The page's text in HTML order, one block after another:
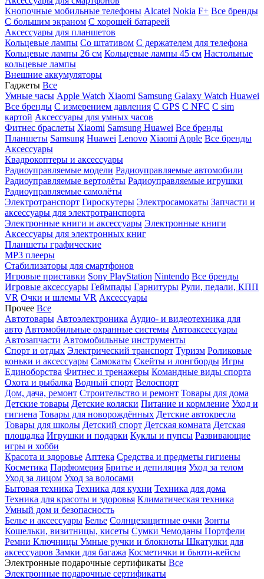
Кнопочные мобильные телефоны Alcatel Nokia F+ Все бренды
С большим экраном С хорошей батареей
Аксессуары для планшетов
Кольцевые лампы Со штативом C держателем для телефона
Кольцевые лампы 26 см Кольцевые лампы 45 см Настольные
кольцевые лампы
Внешние аккумуляторы
Гаджеты Все
Умные часы Apple Watch Xiaomi Samsung Galaxy Watch Huawei
Все бренды C измерением давления C GPS C NFC C sim
картой Аксессуары для умных часов
Фитнес браслеты Xiaomi Samsung Huawei Все бренды
Планшеты Samsung Huawei Lenovo Xiaomi Apple Все бренды
Аксессуары
Квадрокоптеры и аксессуары
Радиоуправляемые модели Радиоуправляемые автомобили
Радиоуправляемые вертолёты Радиоуправляемые игрушки
Радиоуправляемые самолёты
Электротранспорт Гироскутеры Электросамокаты Запчасти и
аксессуары для электротранспорта
Электронные книги и аксессуары Электронные книги
Аксессуары для электронных книг
Планшеты графические
MP3 плееры
Стабилизаторы для смартфонов
Игровые приставки Sony PlayStation Nintendo Все бренды
Игровые аксессуары Геймпады Гарнитуры Рули, педали, КПП
VR Очки и шлемы VR Аксессуары
Прочее Все
Автотовары Автоэлектроника Аудио- и видеотехника для
авто Автомобильные охранные системы Автоаксессуары
Автозапчасти Автомобильные инструменты
Спорт и отдых Электрический транспорт Туризм Роликовые
коньки и аксессуары Самокаты Скейты и лонгборды Игры
Единоборства Фитнес и тренажеры Командные виды спорта
Охота и рыбалка Водный спорт Велоспорт
Дом, дача, ремонт Строительство и ремонт Товары для дома
Детские товары Детские коляски Питание и кормление Уход и
гигиена Товары для новорождённых Детские автокресла
Товары для школы Детский спорт Детская комната Детская
площадка Игрушки и подарки Куклы и пупсы Развивающие
игры и хобби
Красота и здоровье Аптека Средства и предметы гигиены
Косметика Парфюмерия Бритье и депиляция Уход за телом
Уход за лицом Уход за волосами
Бытовая техника Техника для кухни Техника для дома
Техника для красоты и здоровья Климатическая техника
Умный дом и безопасность
Белье и аксессуары Белье Солнцезащитные очки Зонты
Кошельки, визитницы, кисеты Сумки Чемоданы Портфели
Ремни Ключницы Умные ручки и блокноты Шкатулки для
аксессуаров Замки для багажа Косметички и бьюти-кейсы
Электронные подарочные сертификаты Все
Электронные подарочные сертификаты